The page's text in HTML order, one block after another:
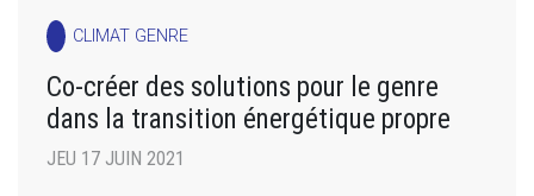
CLIMAT GENRE
Co-créer des solutions pour le genre
dans la transition énergétique propre
JEU 17 JUIN 2021